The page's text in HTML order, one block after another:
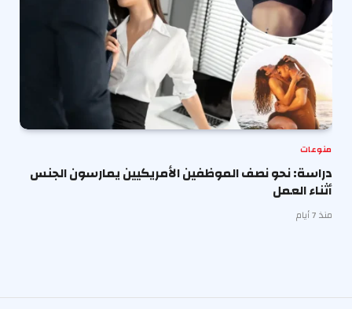
منوعات
دراسة: نحو نصف الموظفين الأمريكيين يمارسون الجنس
أثناء العمل
منذ 7 أيام